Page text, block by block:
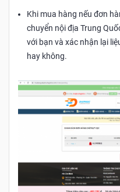
Khi mua hàng nếu đơn
chuyển nội địa Trung
với bạn và xác nhận lại
hay không.